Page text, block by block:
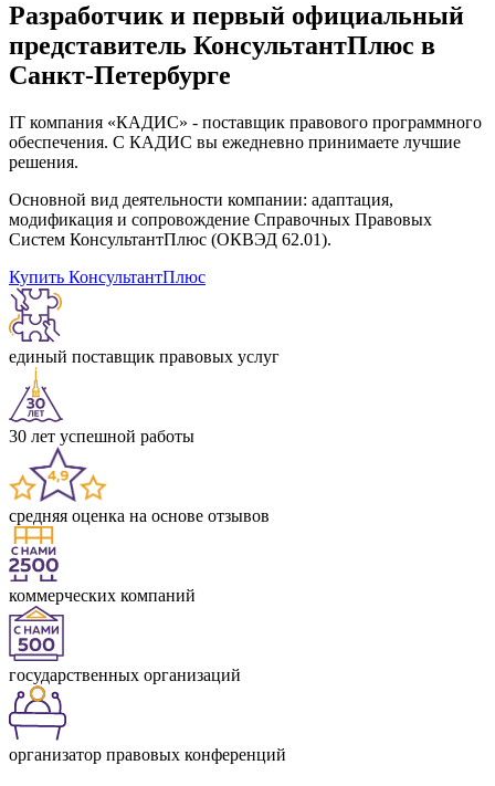
Разработчик и первый официальный
представитель КонсультантПлюс в
Санкт-Петербурге
IT компания «КАДИС» - поставщик правового программного
обеспечения. С КАДИС вы ежедневно принимаете лучшие
решения.
Основной вид деятельности компании: адаптация,
модификация и сопровождение Справочных Правовых
Систем КонсультантПлюс (ОКВЭД 62.01).
Купить КонсультантПлюс
единый поставщик правовых услуг
30 лет успешной работы
средняя оценка на основе отзывов
коммерческих компаний
государственных организаций
организатор правовых конференций